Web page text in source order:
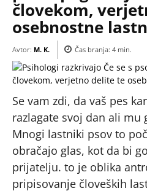
človekom,
osebnostne
Avtor: M. K. Čas branja: 4 min.
Se vam zdi, da vaš pes
razlagate svoj dan ali mu
Mnogi lastniki psov to
obračajo glas, kot da bi
prijatelju. to je oblika
pripisovanje človeških